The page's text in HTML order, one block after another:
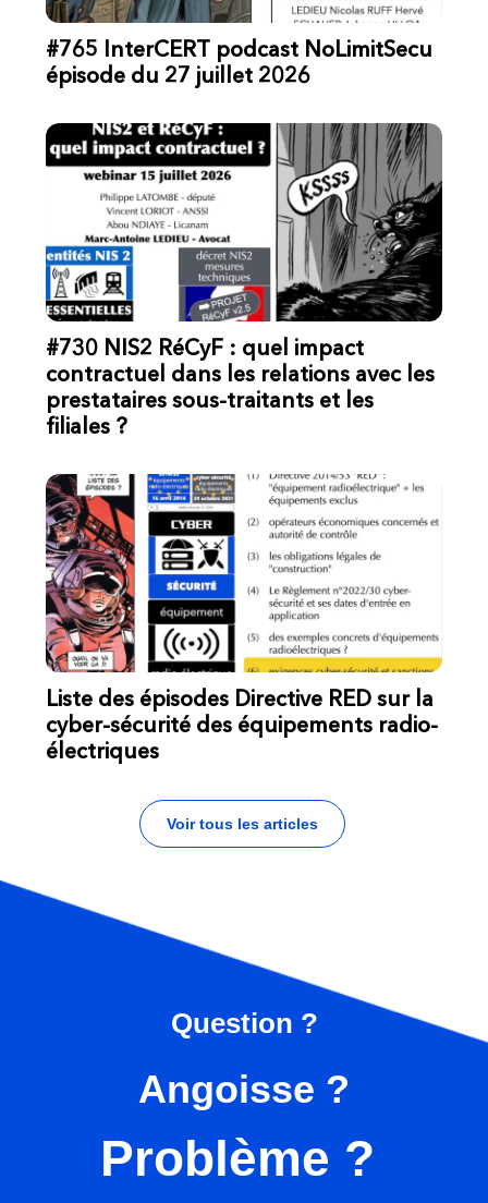
#765 InterCERT podcast NoLimitSecu
épisode du 27 juillet 2026
#730 NIS2 RéCyF : quel impact
contractuel dans les relations avec les
prestataires sous-traitants et les
filiales ?
Liste des épisodes Directive RED sur la
cyber-sécurité des équipements radio-
électriques
Voir tous les articles
Question ?
Angoisse ?
Problème ?